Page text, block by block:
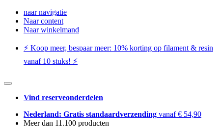
naar navigatie
Naar content
Naar winkelmand
⚡️ Koop meer, bespaar meer: ​​10% korting op filament & resin
vanaf 10 stuks! ⚡️
Vind reserveonderdelen
Nederland: Gratis standaardverzending vanaf € 54,90
Meer dan 11.100 producten